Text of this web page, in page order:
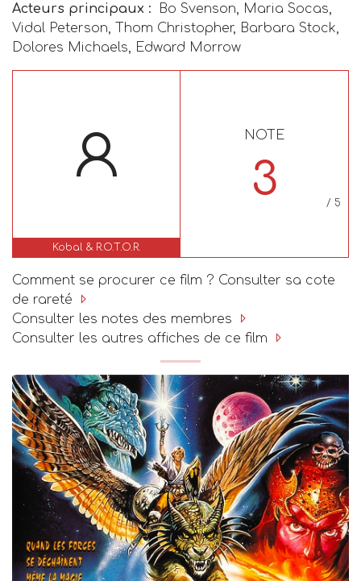
Acteurs principaux :
Bo Svenson, Maria Socas,
Vidal Peterson, Thom Christopher, Barbara Stock,
Dolores Michaels, Edward Morrow
Kobal & R.O.T.O.R.
NOTE
3 / 5
Comment se procurer ce film ? Consulter sa cote
de rareté
Consulter les notes des membres
Consulter les autres affiches de ce film